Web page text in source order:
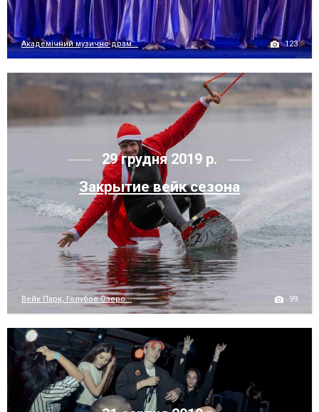
Академічний музично-драм... 123
29 грудня 2019 р.
Закрытие вейк сезона
Вейк Парк, Голубое Озеро... 99